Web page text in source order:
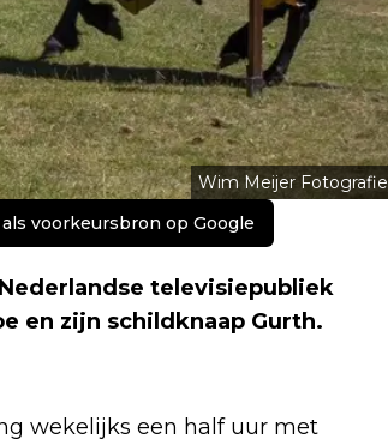
Wim Meijer Fotografie
voorkeursbron op Google
televisiepubliek
en zijn schildknaap Gurth.
wekelijks een half uur met